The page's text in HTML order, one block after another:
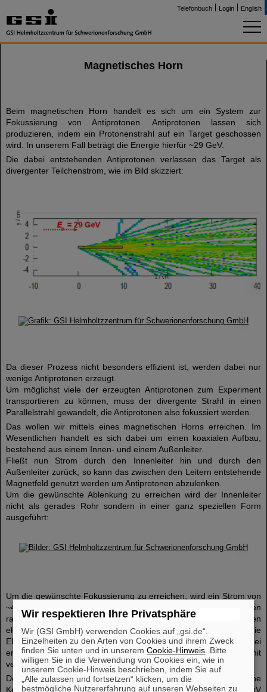
Telefonbuch Login English
Magnetisches Horn
Beim magnetischen Horn handelt es sich um ein System zur
Fokussierung von Antiprotonen. Antiprotonen lassen sich
produzieren, indem ein Protonenstrahl auf ein Target geschossen
wird. In unserem Fall beträgt die Energie hierfür ~29 GeV.
Die dabei entstehenden Antiprotonen verlassen das Target als
divergenter Teilchenstrom, wie im Bild skizziert:
©
©
Da dieser Prozess nicht besonders effizient ist, werden dabei nur
wenige Antiprotonen erzeugt.
Um möglichst viele der erzeugten Antiprotonen zum Experiment
transportieren zu können, muss der divergente Strahl in einen
Parallelstrahl gewandelt, die Antiprotonen also fokussiert werden.
Das wollen wir mittels eines magnetischen Horns erreichen. Im
Wesentlichen handelt es sich dabei um einen koaxialen Aufbau,
bestehend aus einem Innen- und einem Außenleiter.
Fließt nun Strom durch den Innenleiter hin und durch den
Außenleiter zurück, so kann das zwischen den Leitern entstehende
Magnetfeld genutzt werden um Antiprotonen abzulenken.
Um die gewünschte Ablenkung zu erreichen wird der Innenleiter
nicht als gerades Rohr sondern in einer ganz speziellen Form
ausgeführt:
©
Um die gewünschte Fokussierung zu erreichen, wird ein Strom von
~400 kA benötigt. Zudem muß das Horn aufgrund seines hohen
radioaktiven Strahlungslevels möglichst weit entfernt vom übrigen
elektrischen Aufbau der Leistungsimpulstechnik stehen, da die
Elektronik ansonsten Schaden nehmen würde. Die hierbei
entstehende Induktivität des Gesamtsystems fällt somit
vergleichsweise groß aus.
Der benötigt Strom von etwa 400 kA wird erreicht, indem eine
Kondensatorbank mit der Kapazität von 2 mF auf ca. 14kV
Wir respektieren Ihre Privatsphäre
Wir (GSI GmbH) verwenden Cookies auf „gsi.de“.
Einzelheiten zu den Arten von Cookies und ihrem Zweck
finden Sie unten und in unseremCookie-Hinweis . Bitte
willigen Sie in die Verwendung von Cookies ein, wie in
unserem Cookie-Hinweis beschrieben, indem Sie auf
„Alle zulassen und fortsetzen“ klicken, um die
bestmögliche Nutzererfahrung auf unseren Webseiten zu